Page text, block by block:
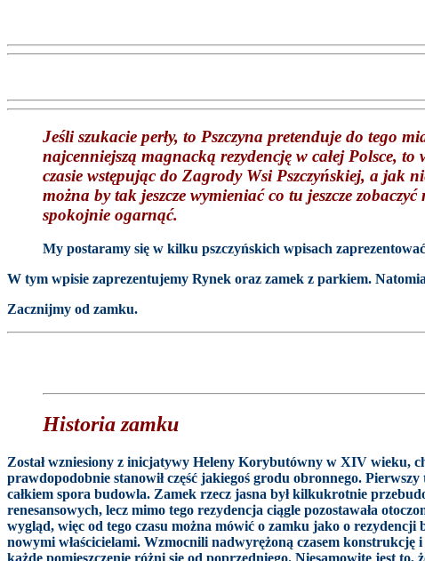
Jeśli szukacie perły, to Pszczyna pretenduje do tego
najcenniejszą magnacką rezydencję w całej Polsce, to
czasie wstępując do Zagrody Wsi Pszczyńskiej, a jak
można by tak jeszcze wymieniać co tu jeszcze
spokojnie ogarnąć.
My postaramy się w kilku pszczyńskich wpisach
W tym wpisie zaprezentujemy Rynek oraz zamek z parkiem.
Zacznijmy od zamku.
Historia zamku
Został wzniesiony z inicjatywy Heleny Korybutówny w XIV wieku,
prawdopodobnie stanowił część jakiegoś grodu obronnego.
całkiem spora budowla. Zamek rzecz jasna był kilkukrotnie
renesansowych, lecz mimo tego rezydencja ciągle pozostawała
wygląd, więc od tego czasu można mówić o zamku jako o
nowymi właścicielami. Wzmocnili nadwyrężoną czasem
każde pomieszczenie różni się od poprzedniego. Niesamowite jest